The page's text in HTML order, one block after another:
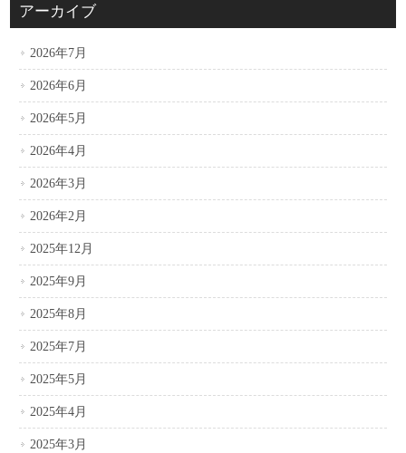
アーカイブ
2026年7月
2026年6月
2026年5月
2026年4月
2026年3月
2026年2月
2025年12月
2025年9月
2025年8月
2025年7月
2025年5月
2025年4月
2025年3月